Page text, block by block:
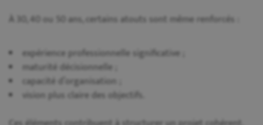
À 30, 40 ou 50 ans, certains atouts sont même renforcés :
expérience professionnelle significative ;
maturité décisionnelle ;
capacité d’organisation ;
vision plus claire des objectifs.